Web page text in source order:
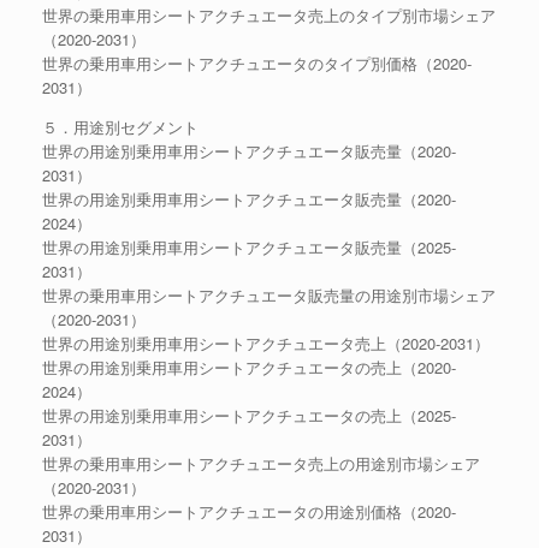
世界の乗用車用シートアクチュエータ売上のタイプ別市場シェア
（2020-2031）
世界の乗用車用シートアクチュエータのタイプ別価格（2020-
2031）
５．用途別セグメント
世界の用途別乗用車用シートアクチュエータ販売量（2020-
2031）
世界の用途別乗用車用シートアクチュエータ販売量（2020-
2024）
世界の用途別乗用車用シートアクチュエータ販売量（2025-
2031）
世界の乗用車用シートアクチュエータ販売量の用途別市場シェア
（2020-2031）
世界の用途別乗用車用シートアクチュエータ売上（2020-2031）
世界の用途別乗用車用シートアクチュエータの売上（2020-
2024）
世界の用途別乗用車用シートアクチュエータの売上（2025-
2031）
世界の乗用車用シートアクチュエータ売上の用途別市場シェア
（2020-2031）
世界の乗用車用シートアクチュエータの用途別価格（2020-
2031）